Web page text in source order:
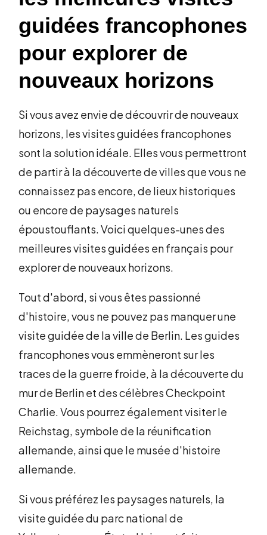
guidées francophones
pour explorer de
nouveaux horizons
Si vous avez envie de découvrir de nouveaux
horizons, les visites guidées francophones
sont la solution idéale. Elles vous permettront
de partir à la découverte de villes que vous ne
connaissez pas encore, de lieux historiques
ou encore de paysages naturels
époustouflants. Voici quelques-unes des
meilleures visites guidées en français pour
explorer de nouveaux horizons.
Tout d'abord, si vous êtes passionné
d'histoire, vous ne pouvez pas manquer une
visite guidée de la ville de Berlin. Les guides
francophones vous emmèneront sur les
traces de la guerre froide, à la découverte du
mur de Berlin et des célèbres Checkpoint
Charlie. Vous pourrez également visiter le
Reichstag, symbole de la réunification
allemande, ainsi que le musée d'histoire
allemande.
Si vous préférez les paysages naturels, la
visite guidée du parc national de